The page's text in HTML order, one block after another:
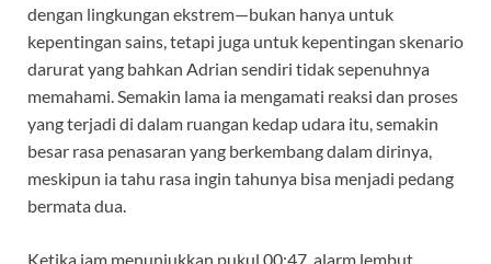
dengan lingkungan ekstrem—bukan hanya untuk
kepentingan sains, tetapi juga untuk kepentingan skenario
darurat yang bahkan Adrian sendiri tidak sepenuhnya
memahami. Semakin lama ia mengamati reaksi dan proses
yang terjadi di dalam ruangan kedap udara itu, semakin
besar rasa penasaran yang berkembang dalam dirinya,
meskipun ia tahu rasa ingin tahunya bisa menjadi pedang
bermata dua.
Ketika jam menunjukkan pukul 00:47, alarm lembut